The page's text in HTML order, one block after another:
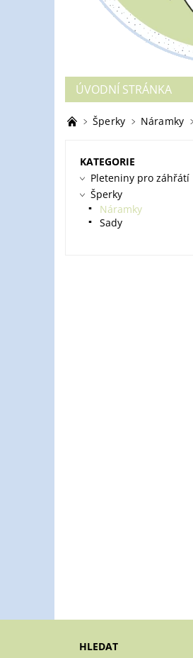
ÚVODNÍ STRÁNKA
Šperky Náramky
KATEGORIE
Pleteniny pro záhřátí
Šperky
Náramky
Sady
HLEDAT